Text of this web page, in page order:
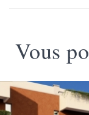
Vous